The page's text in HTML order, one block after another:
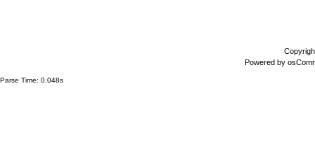
Powered by
Parse Time: 0.048s